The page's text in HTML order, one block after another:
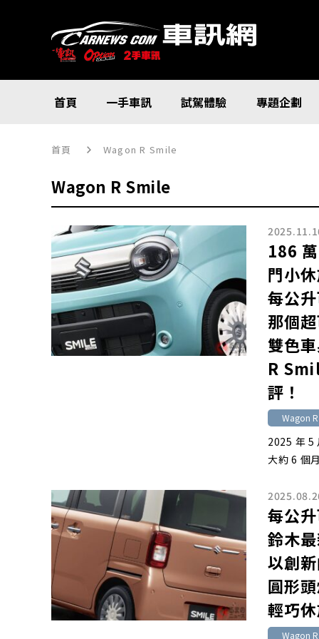
首頁 一手車訊 試駕體驗 專題企劃
首頁 Wagon R Smile
Wagon R Smile
186
門小
每公
那個
雙色
R
評！
Wagon
2025 年 5
大約 6 個
每公
鈴木
以創
圓形
輕巧
Wagon